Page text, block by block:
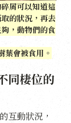
屑可以知道這
的狀況，再去
，動物們的食
葉會被食用。
同棲位的
互動狀況，